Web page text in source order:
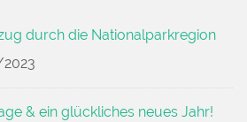
durch die Nationalparkregion
& ein glückliches neues Jahr!